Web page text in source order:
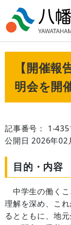
【開催
明会を開
記事番号： 1-
公開日 2026年02
目的・内容
中学生の働くこ
理解を深め、こ
るとともに、地